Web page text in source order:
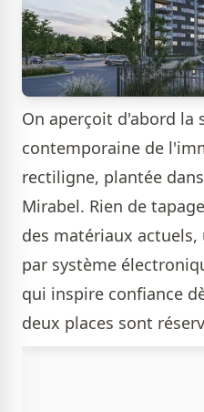
On aperçoit d'abord la
contemporaine de
rectiligne, plantée
Mirabel. Rien de
des matériaux
par système
qui inspire confiance
deux places sont